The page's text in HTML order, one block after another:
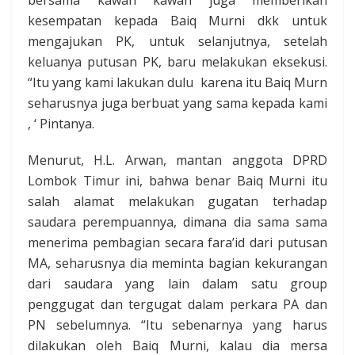
kesempatan kepada Baiq Murni dkk untuk
mengajukan PK, untuk selanjutnya, setelah
keluanya putusan PK, baru melakukan eksekusi.
“Itu yang kami lakukan dulu karena itu Baiq Murn
seharusnya juga berbuat yang sama kepada kami
, ‘ Pintanya.
Menurut, H.L. Arwan, mantan anggota DPRD
Lombok Timur ini, bahwa benar Baiq Murni itu
salah alamat melakukan gugatan terhadap
saudara perempuannya, dimana dia sama sama
menerima pembagian secara fara’id dari putusan
MA, seharusnya dia meminta bagian kekurangan
dari saudara yang lain dalam satu group
penggugat dan tergugat dalam perkara PA dan
PN sebelumnya. “Itu sebenarnya yang harus
dilakukan oleh Baiq Murni, kalau dia mersa